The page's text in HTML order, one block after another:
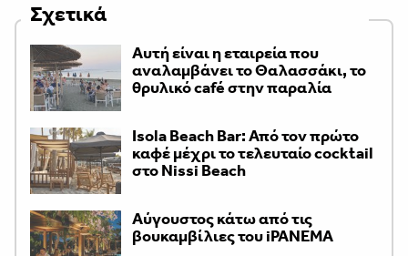
Σχετικά
Αυτή είναι η εταιρεία που
αναλαμβάνει το Θαλασσάκι, το
θρυλικό café στην παραλία
Isola Beach Bar: Από τον πρώτο
καφέ μέχρι το τελευταίο cocktail
στο Nissi Beach
Αύγουστος κάτω από τις
βουκαμβίλιες του iPANEMA